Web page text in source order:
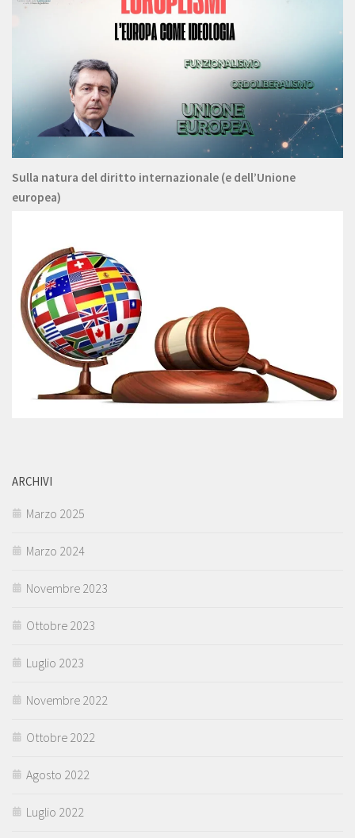
Sulla natura del diritto internazionale (e dell’Unione
europea)
ARCHIVI
Marzo 2025
Marzo 2024
Novembre 2023
Ottobre 2023
Luglio 2023
Novembre 2022
Ottobre 2022
Agosto 2022
Luglio 2022